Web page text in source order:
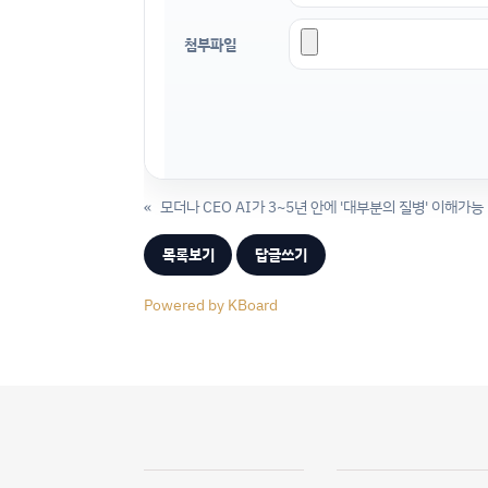
첨부파일
« 모더나 CEO AI가 3~5년 안에 '대부분의 질병' 이해가능
목록보기 답글쓰기
Powered by KBoard